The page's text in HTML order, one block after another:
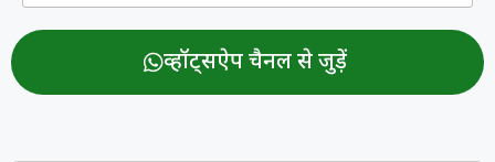
व्हॉट्सऐप चैनल से जुड़ें